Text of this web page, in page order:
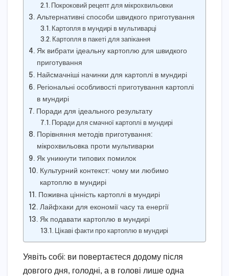
Покроковий рецепт для мікрохвильовки
Альтернативні способи швидкого приготування
Картопля в мундирі в мультиварці
Картопля в пакеті для запікання
Як вибрати ідеальну картоплю для швидкого
приготування
Найсмачніші начинки для картоплі в мундирі
Регіональні особливості приготування картоплі
в мундирі
Поради для ідеального результату
Поради для смачної картоплі в мундирі
Порівняння методів приготування:
мікрохвильовка проти мультиварки
Як уникнути типових помилок
Культурний контекст: чому ми любимо
картоплю в мундирі
Поживна цінність картоплі в мундирі
Лайфхаки для економії часу та енергії
Як подавати картоплю в мундирі
Цікаві факти про картоплю в мундирі
Уявіть собі: ви повертаєтеся додому після
довгого дня, голодні, а в голові лише одна